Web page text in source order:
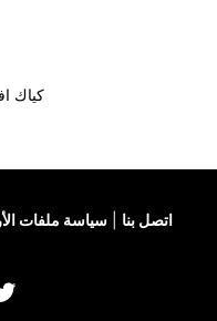
كياك
سياسة ملفات اتصل بنا